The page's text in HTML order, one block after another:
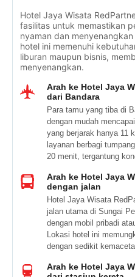
Hotel Jaya Wisata
fasilitas untuk memastikan
nyaman dan
hotel ini memenuhi
liburan maupun bisnis,
menyenangkan.
Arah ke Hotel Jaya
dari Bandara
Para tamu yang tiba di
dengan mudah
yang berjarak hanya 11
layanan berbagi
20 menit, tergantung
Arah ke Hotel Jaya
dengan jalan
Hotel Jaya Wisata
jalan utama di Sungai
dengan mobil pribadi
Lokasi hotel ini
dengan sedikit
Arah ke Hotel Jaya